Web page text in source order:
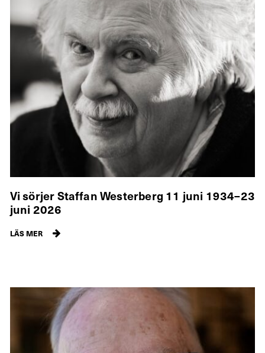
Vi sörjer Staffan Westerberg 11 juni 1934–23
juni 2026
LÄS MER